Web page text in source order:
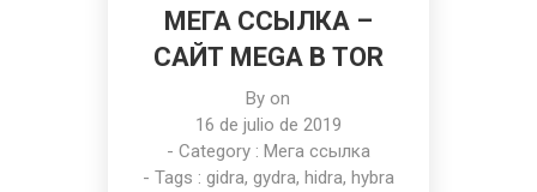
МЕГА ССЫЛКА –
САЙТ MEGA В TOR
By on
16 de julio de 2019
- Category : Мега ссылка
- Tags : gidra, gydra, hidra, hybra